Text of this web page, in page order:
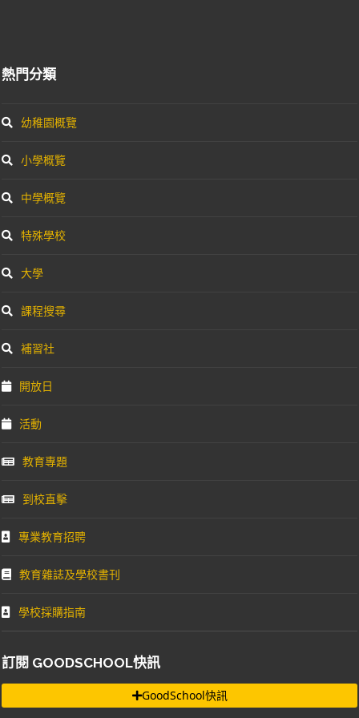
熱門分類
幼稚園概覽
小學概覽
中學概覽
特殊學校
大學
課程搜尋
補習社
開放日
活動
教育專題
到校直擊
專業教育招聘
教育雜誌及學校書刊
學校採購指南
訂閱 GOODSCHOOL快訊
GoodSchool快訊